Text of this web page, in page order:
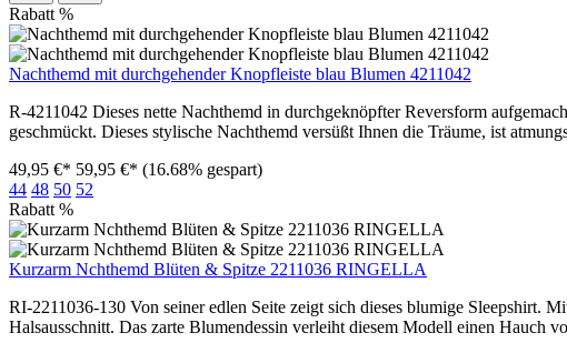
Rabatt %
Nachthemd mit durchgehender Knopfleiste blau Blumen 4211042
R-4211042 Dieses nette Nachthemd in durchgeknöpfter Reversform
geschmückt. Dieses stylische Nachthemd versüßt Ihnen die Träume, ist
49,95 €* 59,95 €* (16.68% gespart)
44 48 50 52
Rabatt %
Kurzarm Nchthemd Blüten & Spitze 2211036 RINGELLA
RI-2211036-130 Von seiner edlen Seite zeigt sich dieses blumige Sleepshirt.
Halsausschnitt. Das zarte Blumendessin verleiht diesem Modell einen